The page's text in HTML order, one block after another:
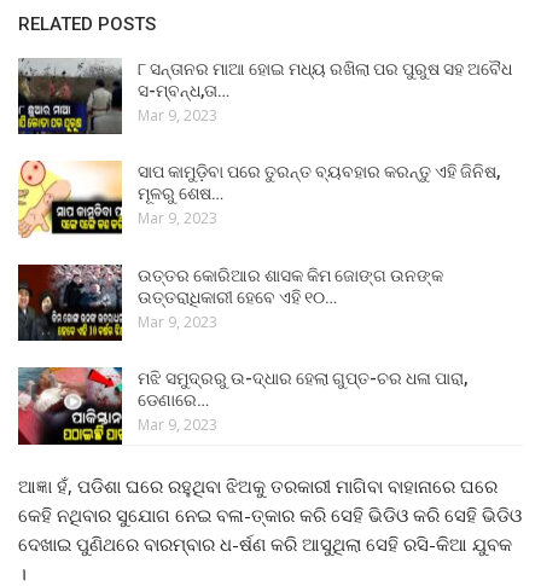
RELATED POSTS
୮ ସନ୍ତାନର ମାଆ ହୋଇ ମଧ୍ୟ ରଖିଲା ପର ପୁରୁଷ ସହ ଅବୈଧ
ସ-ମ୍ବନ୍ଧ,ତା…
Mar 9, 2023
ସାପ କାମୁଡ଼ିବା ପରେ ତୁରନ୍ତ ବ୍ୟବହାର କରନ୍ତୁ ଏହି ଜିନିଷ,
ମୂଳରୁ ଶେଷ…
Mar 9, 2023
ଉତ୍ତର କୋରିଆର ଶାସକ କିମ ଜୋଙ୍ଗ ଉନଙ୍କ
ଉତ୍ତରାଧିକାରୀ ହେବେ ଏହି ୧୦…
Mar 9, 2023
ମଝି ସମୁଦ୍ରରୁ ଉ-ଦ୍ଧାର ହେଲା ଗୁପ୍ତ-ଚର ଧଳା ପାରା,
ଡେଣାରେ…
Mar 9, 2023
ଆଜ୍ଞା ହଁ, ପଡିଶା ଘରେ ରହୁଥିବା ଝିଅକୁ ତରକାରୀ ମାଗିବା ବାହାନାରେ ଘରେ
କେହି ନଥିବାର ସୁଯୋଗ ନେଇ ବଳା-ତ୍କାର କରି ସେହି ଭିଡିଓ କରି ସେହି ଭିଡିଓ
ଦେଖାଇ ପୁଣିଥରେ ବାରମ୍ବାର ଧ-ର୍ଷଣ କରି ଆସୁଥିଲା ସେହି ରସି-କିଆ ଯୁବକ
।